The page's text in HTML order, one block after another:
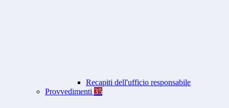
Recapiti dell'ufficio responsabile
Provvedimenti 35